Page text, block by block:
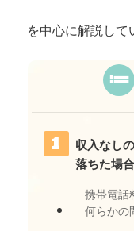
を中心に解説して
収入なし
落ちた場
携帯電話
何らかの